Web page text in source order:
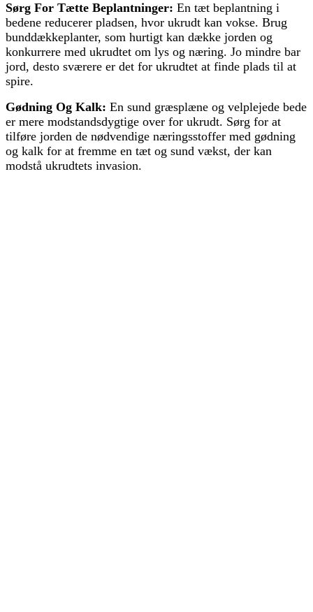
Sørg For Tætte Beplantninger: En tæt beplantning i
bedene reducerer pladsen, hvor ukrudt kan vokse. Brug
bunddækkeplanter, som hurtigt kan dække jorden og
konkurrere med ukrudtet om lys og næring. Jo mindre bar
jord, desto sværere er det for ukrudtet at finde plads til at
spire.
Gødning Og Kalk: En sund græsplæne og velplejede bede
er mere modstandsdygtige over for ukrudt. Sørg for at
tilføre jorden de nødvendige næringsstoffer med gødning
og kalk for at fremme en tæt og sund vækst, der kan
modstå ukrudtets invasion.